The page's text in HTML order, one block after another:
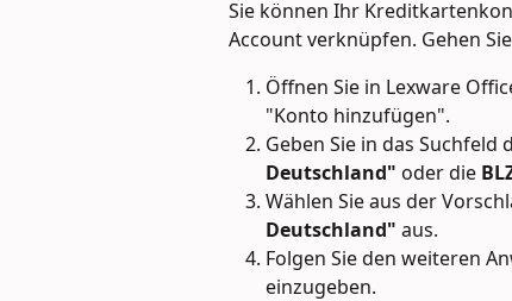
Sie können Ihr
Account verknüpfen. Gehen
Öffnen Sie in Lexware
"Konto hinzufügen".
Geben Sie in das Suchfeld
Deutschland" oder die
Wählen Sie aus der
Deutschland" aus.
Folgen Sie den weiteren
einzugeben.